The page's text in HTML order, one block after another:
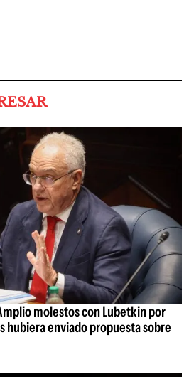
molestos con Lubetkin por
hubiera enviado propuesta sobre